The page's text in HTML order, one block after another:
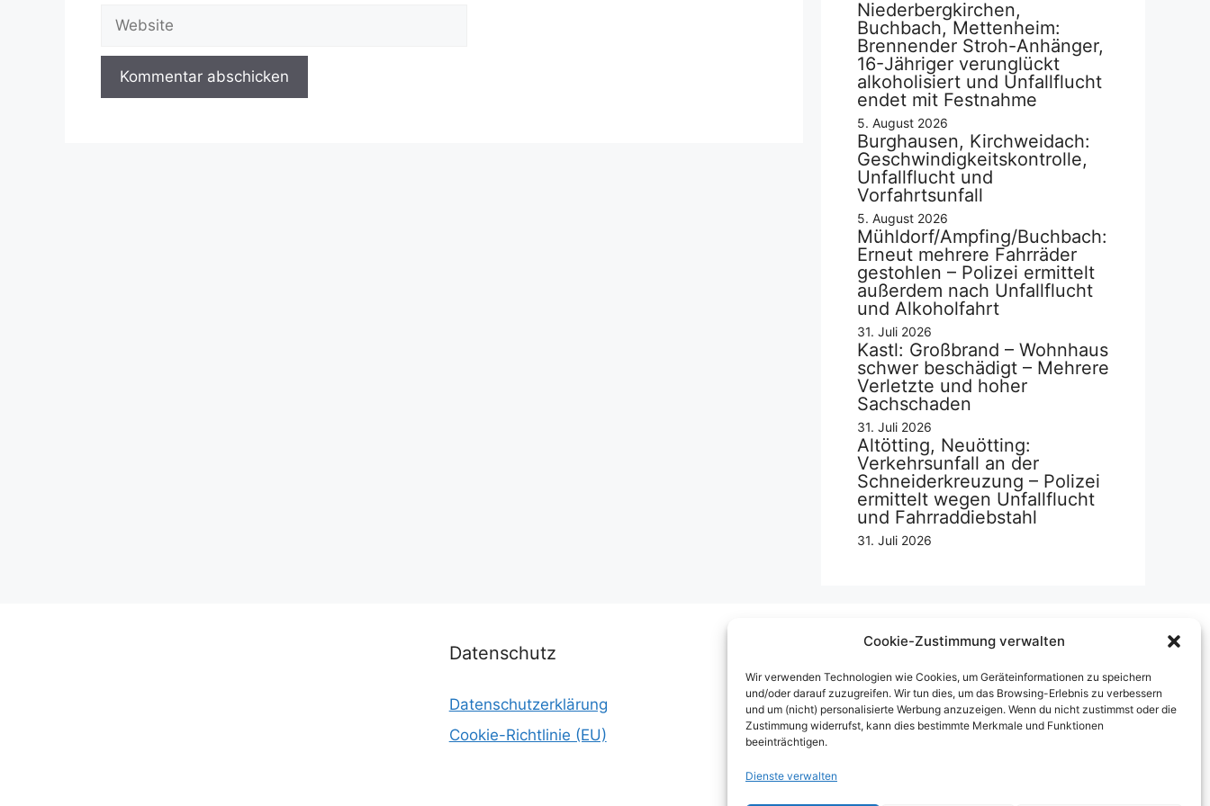
Cookie-Zustimmung verwalten
Wir verwenden Technologien wie Cookies, um Geräteinformationen zu speichern
und/oder darauf zuzugreifen. Wir tun dies, um das Browsing-Erlebnis zu verbessern
und um (nicht) personalisierte Werbung anzuzeigen. Wenn du nicht zustimmst oder die
Zustimmung widerrufst, kann dies bestimmte Merkmale und Funktionen
beeinträchtigen.
Dienste verwalten
Niederbergkirchen,
Buchbach, Mettenheim:
Brennender Stroh-Anhänger,
16-Jähriger verunglückt
alkoholisiert und Unfallflucht
endet mit Festnahme
5. August 2026
Burghausen, Kirchweidach:
Geschwindigkeitskontrolle,
Unfallflucht und
Vorfahrtsunfall
5. August 2026
Mühldorf/Ampfing/Buchbach:
Erneut mehrere Fahrräder
gestohlen – Polizei ermittelt
außerdem nach Unfallflucht
und Alkoholfahrt
31. Juli 2026
Kastl: Großbrand – Wohnhaus
schwer beschädigt – Mehrere
Verletzte und hoher
Sachschaden
31. Juli 2026
Altötting, Neuötting:
Verkehrsunfall an der
Schneiderkreuzung – Polizei
ermittelt wegen Unfallflucht
und Fahrraddiebstahl
31. Juli 2026
Datenschutz
Datenschutzerklärung
Cookie-Richtlinie (EU)
Über uns
Impressum
Werben auf inn-sider